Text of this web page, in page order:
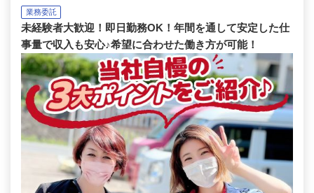
業務委託
未経験者大歓迎！即日勤務OK！年間を通して安定した仕
事量で収入も安心♪希望に合わせた働き方が可能！